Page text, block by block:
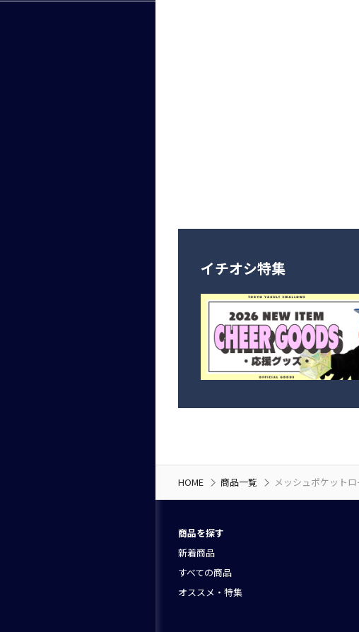
イチオシ特集
HOME 商品一覧 メッシュポケット
商品を探す
新着商品
すべての商品
オススメ・特集